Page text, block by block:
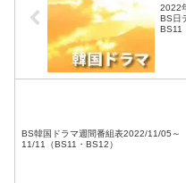
2022
BS日
BS11
BS韓国ドラマ週間番組表2022/11/05～
11/11（BS11・BS12）